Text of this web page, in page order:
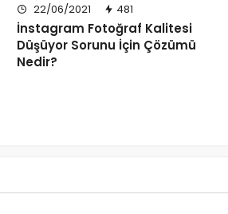
22/06/2021 481
İnstagram Fotoğraf Kalitesi
Düşüyor Sorunu İçin Çözümü
Nedir?